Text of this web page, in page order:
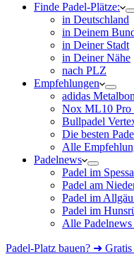
Finde Padel-Plätze:
in Deutschland
in Deinem
in Deiner Stadt
in Deiner Nähe
nach PLZ
Empfehlungen
adidas
Nox ML10 Pro
Bullpadel
Die besten
Alle
Padelnews
Padel im
Padel am
Padel im
Padel im
Alle Padelnews
Padel-Platz bauen? ➜